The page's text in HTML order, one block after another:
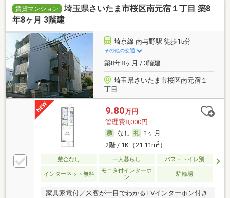
賃貸マンション
埼玉県さいたま市桜区南元宿１丁目 築8
年8ヶ月 3階建
埼京線 南与野駅 徒歩15分
その他の交通
築8年8ヶ月 / 3階建
埼玉県さいたま市桜区南元宿１
丁目
9.80万円
管理費8,000円
なし
1ヶ月
2階 / 1K（21.11m2）
敷金なし 一人暮らし バス・トイレ別
インターネット無料
モニタ付インターホ
ン
駐輪場
家具家電付／来客が一目でわかるTVインターホン付き